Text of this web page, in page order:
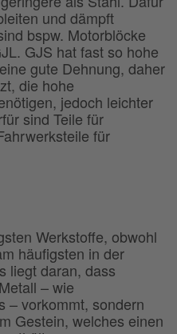
und dämpft
bspw. Motorblöcke
GJS hat fast so hohe
gute Dehnung, daher
die hohe
jedoch leichter
sind Teile für
für
Werkstoffe, obwohl
häufigsten in der
liegt daran, dass
– wie
– vorkommt, sondern
Gestein, welches einen